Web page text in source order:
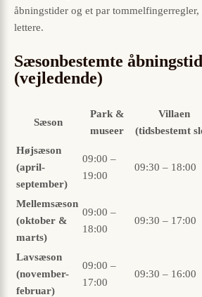
åbningstider og et par
lettere.
Sæsonbestemte
(vejledende)
Sæson
Park &
museer
Villaen
(tidsbestemt
Højsæson
(april-
september)
09:00 –
19:00
09:30 – 18:00
Mellemsæson
(oktober &
marts)
09:00 –
18:00
09:30 – 17:00
Lavsæson
(november-
februar)
09:00 –
17:00
09:30 – 16:00